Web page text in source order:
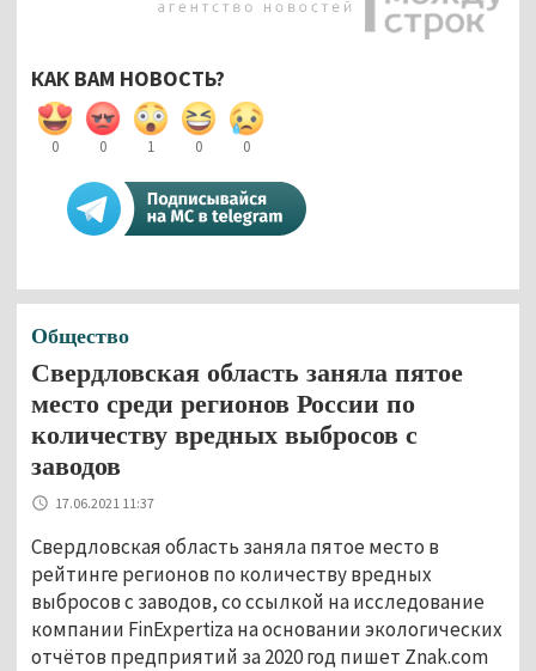
КАК ВАМ НОВОСТЬ?
0 0 1 0 0
Общество
Свердловская область заняла пятое
место среди регионов России по
количеству вредных выбросов с
заводов
17.06.2021 11:37
Свердловская область заняла пятое место в
рейтинге регионов по количеству вредных
выбросов с заводов, со ссылкой на исследование
компании FinExpertiza на основании экологических
отчётов предприятий за 2020 год пишет Znak.com